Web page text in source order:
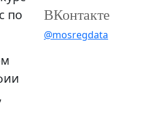
по
ВКонтакте
@mosregdata